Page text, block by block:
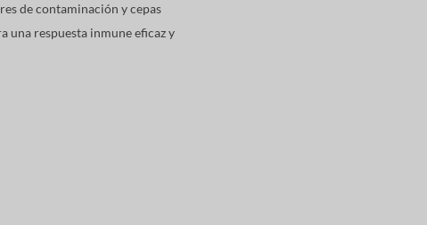
de contaminación y cepas
una respuesta inmune eficaz y